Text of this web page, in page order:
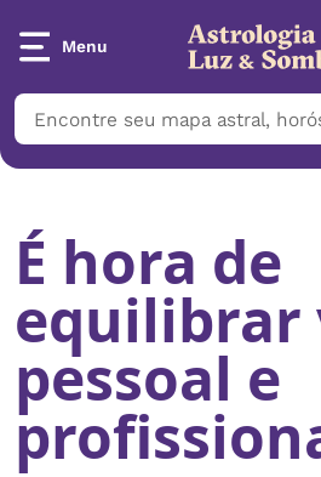
Menu
Início/Notícias/É hora de equilibrar
É hora de
equilibrar
pessoal e